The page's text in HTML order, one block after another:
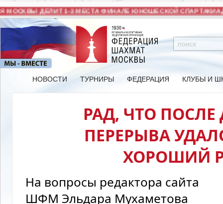
ДЕЛИТ 1-3 МЕСТА ФИНАЛЕ ЮНОШЕСКОЙ
НОВОСТИ ТУРНИРЫ ФЕДЕРАЦИЯ КЛУБЫ И
РАД, ЧТО
ПЕРЕРЫВА
ХОРОШИЙ
На вопросы редактора сайта
ШФМ Эльдара Мухаметова